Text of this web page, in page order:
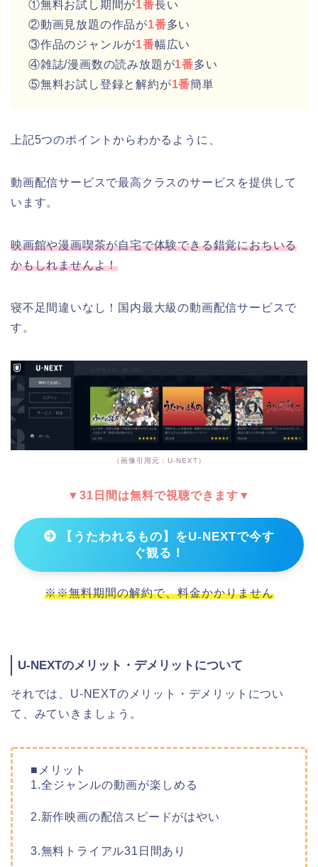
①無料お試し期間が1番長い
②動画見放題の作品が1番多い
③作品のジャンルが1番幅広い
④雑誌/漫画数の読み放題が1番多い
⑤無料お試し登録と解約が1番簡単
上記5つのポイントからわかるように、
動画配信サービスで最高クラスのサービスを提供して
います。
映画館や漫画喫茶が自宅で体験できる錯覚におちいる
かもしれませんよ！
寝不足間違いなし！国内最大級の動画配信サービスで
す。
（画像引用元：U-NEXT）
▼31日間は無料で視聴できます▼
【うたわれるもの】をU-NEXTで今す
ぐ観る！
※※無料期間の解約で、料金かかりません
U-NEXTのメリット・デメリットについて
それでは、U-NEXTのメリット・デメリットについ
て、みていきましょう。
■メリット
1.全ジャンルの動画が楽しめる
2.新作映画の配信スピードがはやい
3.無料トライアル31日間あり